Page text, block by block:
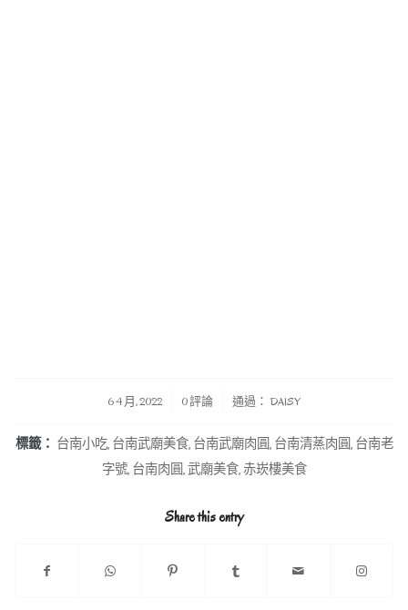
6 4 月, 2022
/ 0 評論 通過： DAISY
標籤： 台南小吃, 台南武廟美食, 台南武廟肉圓, 台南清蒸肉圓, 台南老
字號, 台南肉圓,武廟美食,赤崁樓美食
Share this entry